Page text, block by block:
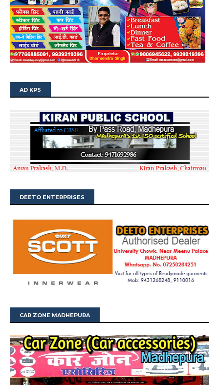
AD KPS
DEETO ENTERPRISES
CAR ZONE MADHEPURA